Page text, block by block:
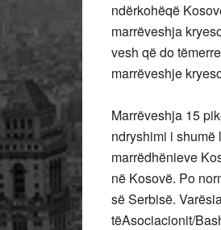
ndërkohëqë
marrëveshja
vesh që do
marrëveshje
Marrëveshja 15
ndryshimi i
marrëdhënieve
në Kosovë. Po
së Serbisë.
tëAsociacionit/